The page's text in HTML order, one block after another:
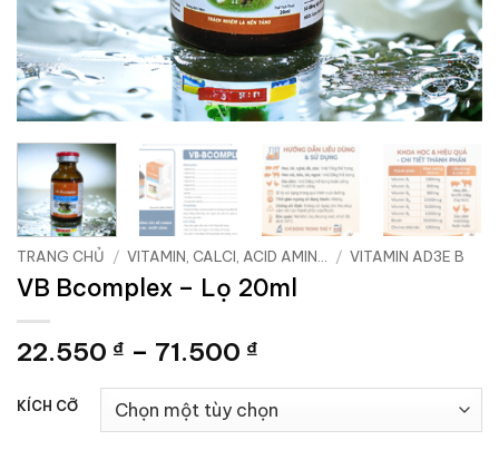
TRANG CHỦ / VITAMIN, CALCI, ACID AMIN... / VITAMIN AD3E B
VB Bcomplex – Lọ 20ml
22.550 ₫ – 71.500 ₫
từ
22.550 ₫
KÍCH CỠ